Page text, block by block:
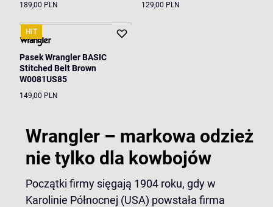
189,00 PLN 129,00 PLN
HIT
Pasek Wrangler BASIC
Stitched Belt Brown
W0081US85
149,00 PLN
Wrangler – markowa odzież
nie tylko dla kowbojów
Początki firmy sięgają 1904 roku, gdy w
Karolinie Północnej (USA) powstała firma